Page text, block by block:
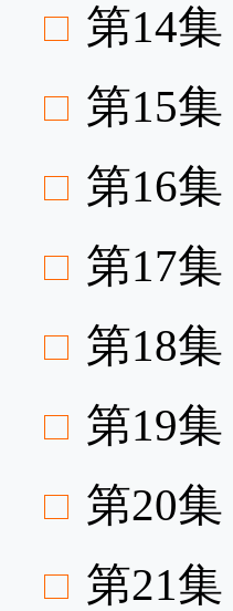
第14集
第15集
第16集
第17集
第18集
第19集
第20集
第21集